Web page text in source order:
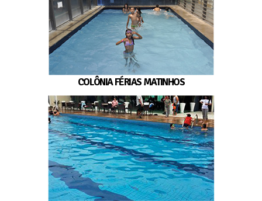
COLÔNIA FÉRIAS MATINHOS